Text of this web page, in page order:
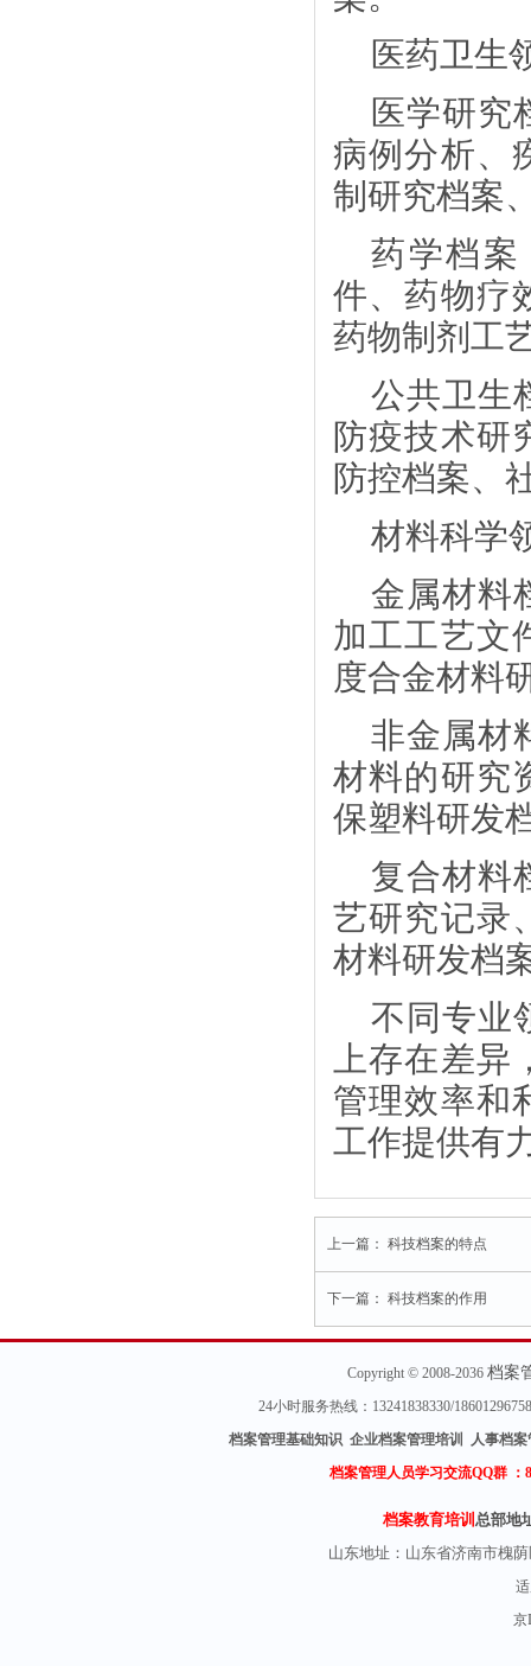
医药卫生
医学研究
病例分析、
制研究档案
药学档案
件、药物疗
药物制剂工
公共卫生
防疫技术研
防控档案、
材料科学
金属材料
加工工艺文
度合金材料
非金属材
材料的研究
保塑料研发
复合材料
艺研究记录
材料研发档
不同专业
上存在差
管理效率和
工作提供有
上一篇： 科技档案的特点
下一篇： 科技档案的作用
Copyright © 2008-2036 档案
24小时服务热线：13241838330/
档案管理基础知识 企业档案管理培训 人事档
档案管理人员学习交流QQ群 ：
档案教育培训总部地
山东地址： 山东省济南市槐
京